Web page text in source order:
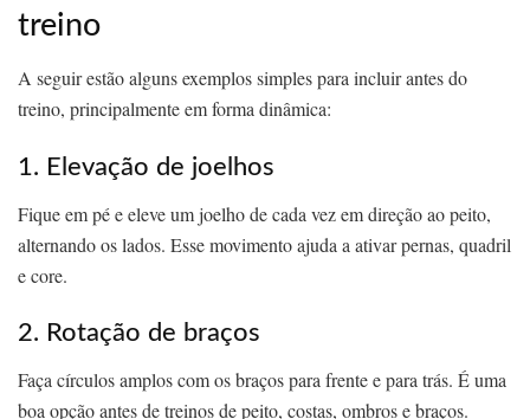
treino
A seguir estão alguns exemplos simples para incluir antes do
treino, principalmente em forma dinâmica:
1. Elevação de joelhos
Fique em pé e eleve um joelho de cada vez em direção ao peito,
alternando os lados. Esse movimento ajuda a ativar pernas, quadril
e core.
2. Rotação de braços
Faça círculos amplos com os braços para frente e para trás. É uma
boa opção antes de treinos de peito, costas, ombros e braços.